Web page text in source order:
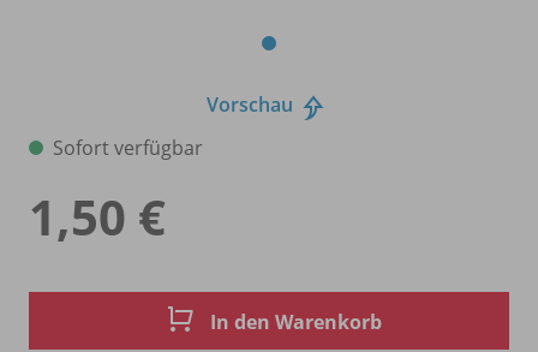
Vorschau
Sofort verfügbar
1,50 €
In den Warenkorb